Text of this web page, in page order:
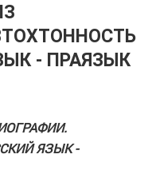
- ПРАЯЗЫК
ЯЗЫК -